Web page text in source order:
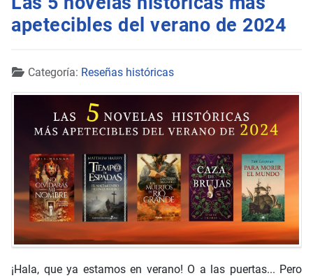
apetecibles del verano de 2024
Detalles
Categoría: Reseñas históricas
¡Hala, que ya estamos en verano! O a las puertas... Pero